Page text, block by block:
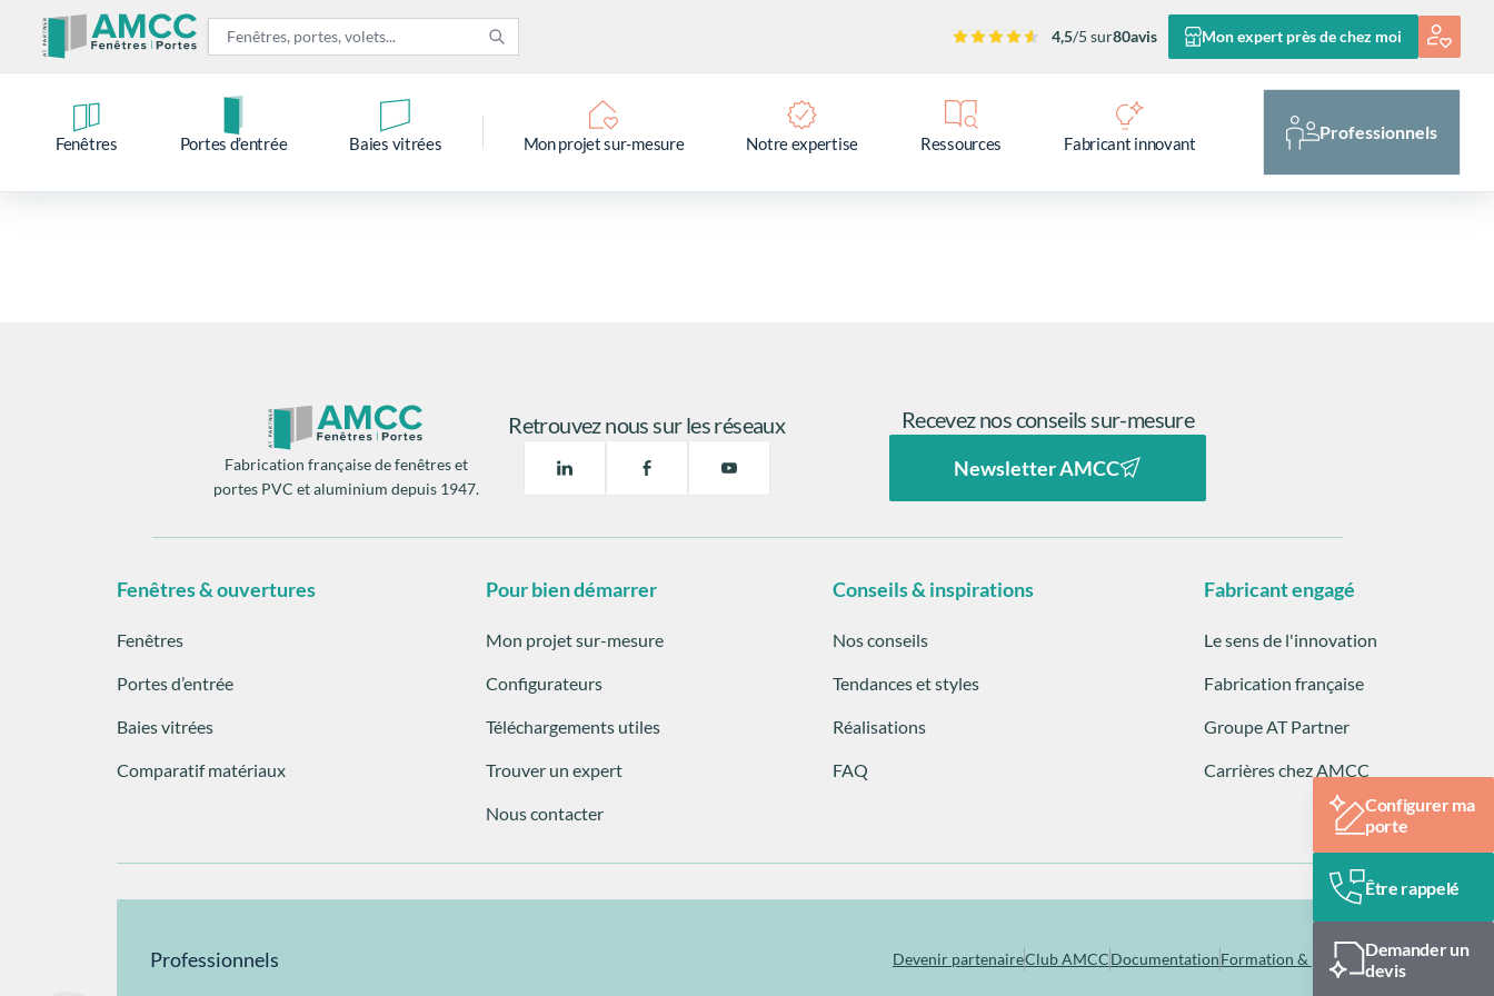
4,5/5 sur80avis Mon expert près de chez moi
Fenêtres Portes d’entrée Baies vitrées Mon projet sur-mesure Notre expertise Ressources Fabricant innovant
Professionnels
Fabrication française de fenêtres et
portes PVC et aluminium depuis 1947.
Retrouvez nous sur les réseaux Recevez nos conseils sur-mesure
Newsletter AMCC
Fenêtres & ouvertures
Fenêtres
Portes d’entrée
Baies vitrées
Comparatif matériaux
Pour bien démarrer
Mon projet sur-mesure
Configurateurs
Téléchargements utiles
Trouver un expert
Nous contacter
Conseils & inspirations
Nos conseils
Tendances et styles
Réalisations
FAQ
Fabricant engagé
Le sens de l'innovation
Fabrication française
Groupe AT Partner
Carrières chez AMCC
Professionnels Devenir partenaireClub AMCCDocumentationFormation & pose
Configurer ma
porte
Être rappelé
Demander un
devis